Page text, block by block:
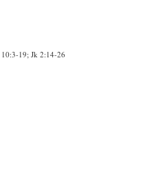
19; Jk 2:14-26